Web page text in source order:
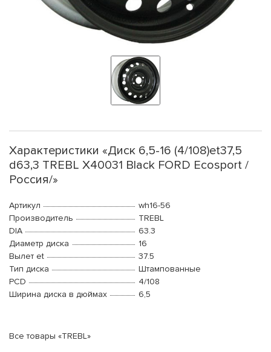
Характеристики «Диск 6,5-16 (4/108)et37,5
d63,3 TREBL X40031 Black FORD Ecosport /
Россия/»
Артикул
wh16-56
Производитель
TREBL
DIA
63.3
Диаметр диска
16
Вылет et
37.5
Тип диска
Штампованные
PCD
4/108
Ширина диска в дюймах
6,5
Все товары «TREBL»